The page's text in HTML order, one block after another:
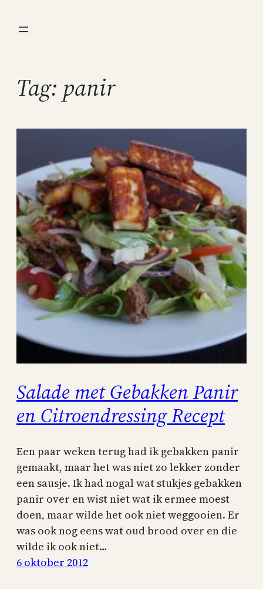
naar
Tag: panir
Salade met Gebakken Panir
en Citroendressing Recept
Een paar weken terug had ik gebakken panir
gemaakt, maar het was niet zo lekker zonder
een sausje. Ik had nogal wat stukjes gebakken
panir over en wist niet wat ik ermee moest
doen, maar wilde het ook niet weggooien. Er
was ook nog eens wat oud brood over en die
wilde ik ook niet…
6 oktober 2012